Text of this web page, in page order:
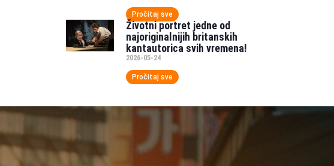
Pročitaj sve
Životni portret jedne od
najoriginalnijih britanskih
kantautorica svih vremena!
2026-05-24
Pročitaj sve